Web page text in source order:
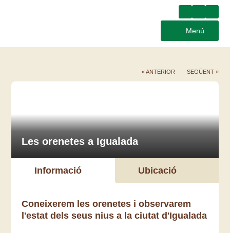
Menú
« ANTERIOR SEGÜENT »
Les orenetes a Igualada
Informació Ubicació
Coneixerem les orenetes i observarem
l'estat dels seus nius a la ciutat d'Igualada